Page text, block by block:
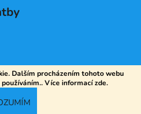
Dalším procházením tohoto webu
Více informacízde.
Shoptet
. Všechna práva vyhrazena.